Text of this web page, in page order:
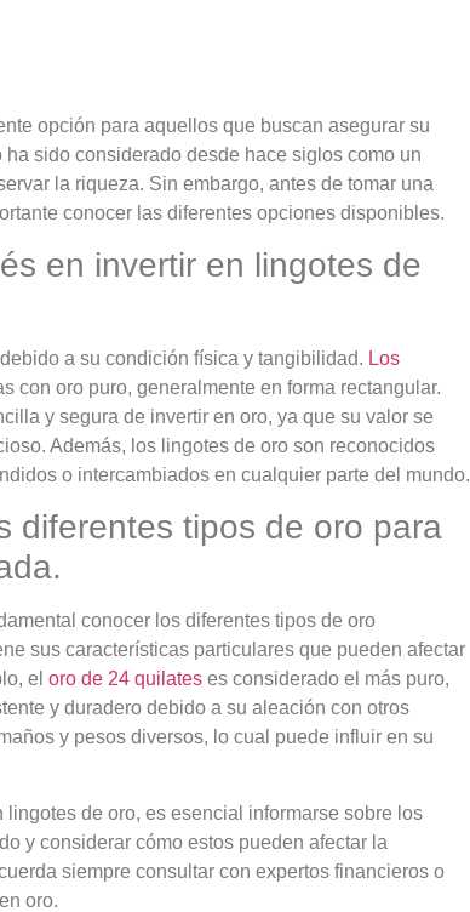
opción para aquellos que buscan asegurar su
sido considerado desde hace siglos como un
la riqueza. Sin embargo, antes de tomar una
conocer las diferentes opciones disponibles.
en invertir en lingotes de
a su condición física y tangibilidad. Los
con oro puro, generalmente en forma rectangular.
y segura de invertir en oro, ya que su valor se
Además, los lingotes de oro son reconocidos
o intercambiados en cualquier parte del mundo.
diferentes tipos de oro para
conocer los diferentes tipos de oro
sus características particulares que pueden afectar
el oro de 24 quilates es considerado el más puro,
y duradero debido a su aleación con otros
y pesos diversos, lo cual puede influir en su
de oro, es esencial informarse sobre los
y considerar cómo estos pueden afectar la
siempre consultar con expertos financieros o
oro.